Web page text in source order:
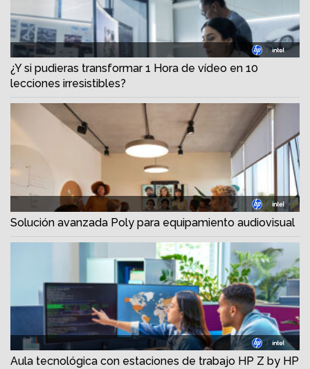
¿Y si pudieras transformar 1 Hora de vídeo en 10
lecciones irresistibles?
Solución avanzada Poly para equipamiento audiovisual
Aula tecnológica con estaciones de trabajo HP Z by HP